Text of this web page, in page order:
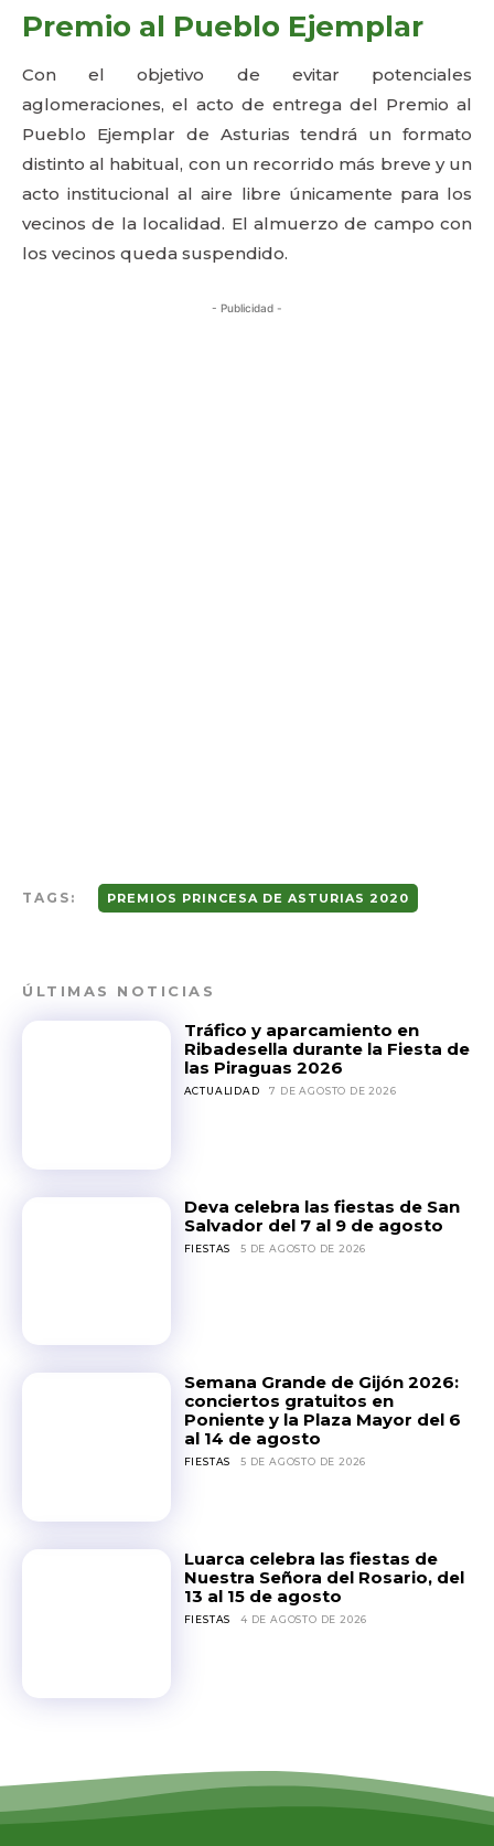
Premio al Pueblo Ejemplar
Con el objetivo de evitar potenciales
aglomeraciones, el acto de entrega del Premio al
Pueblo Ejemplar de Asturias tendrá un formato
distinto al habitual, con un recorrido más breve y un
acto institucional al aire libre únicamente para los
vecinos de la localidad. El almuerzo de campo con
los vecinos queda suspendido.
- Publicidad -
TAGS: PREMIOS PRINCESA DE ASTURIAS 2020
ÚLTIMAS NOTICIAS
Tráfico y aparcamiento en
Ribadesella durante la Fiesta de
las Piraguas 2026
ACTUALIDAD 7 DE AGOSTO DE 2026
Deva celebra las fiestas de San
Salvador del 7 al 9 de agosto
FIESTAS 5 DE AGOSTO DE 2026
Semana Grande de Gijón 2026:
conciertos gratuitos en
Poniente y la Plaza Mayor del 6
al 14 de agosto
FIESTAS 5 DE AGOSTO DE 2026
Luarca celebra las fiestas de
Nuestra Señora del Rosario, del
13 al 15 de agosto
FIESTAS 4 DE AGOSTO DE 2026